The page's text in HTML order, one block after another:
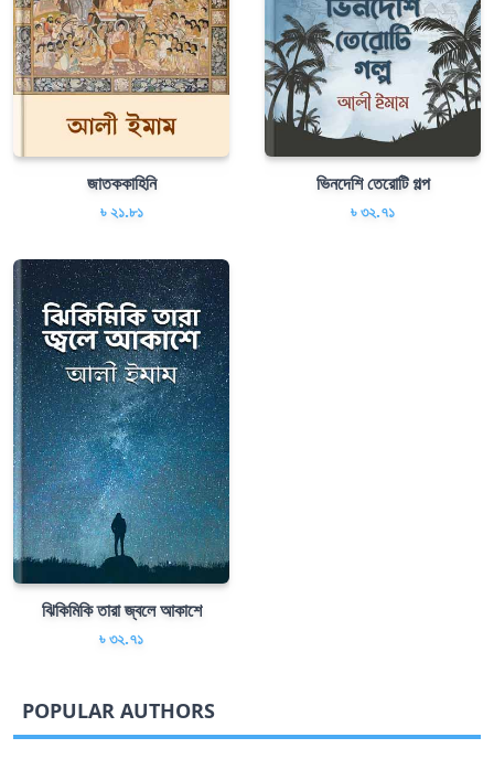
জাতককাহিনি
৳ ২১.৮১
ভিনদেশি তেরােটি গল্প
৳ ৩২.৭১
ঝিকিমিকি তারা জ্বলে আকাশে
৳ ৩২.৭১
POPULAR AUTHORS